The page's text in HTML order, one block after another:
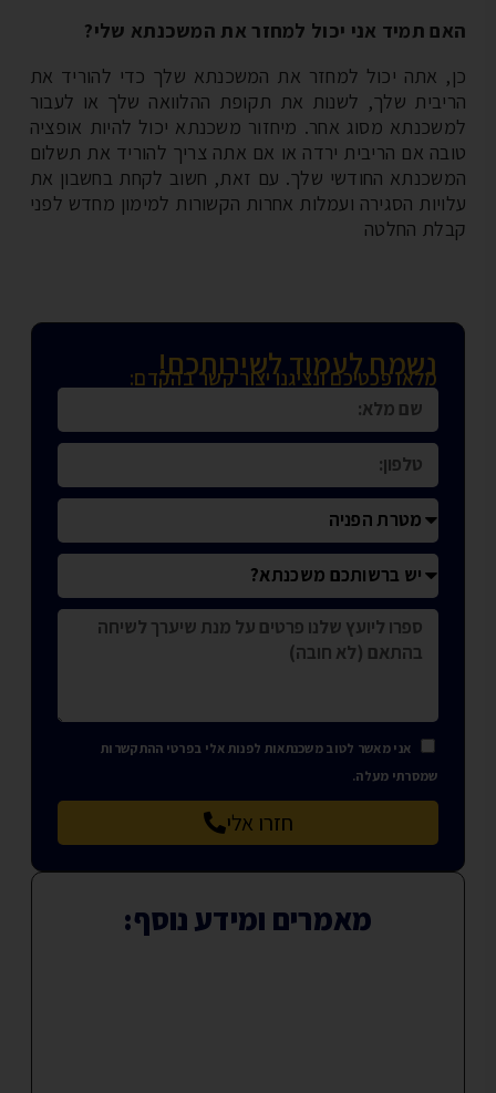
תמיד אני יכול למחזר את המשכנתא שלי?
אתה יכול למחזר את המשכנתא שלך כדי להוריד את
שלך, לשנות את תקופת ההלוואה שלך או לעבור
מסוג אחר. מיחזור משכנתא יכול להיות אופציה
אם הריבית ירדה או אם אתה צריך להוריד את תשלום
החודשי שלך. עם זאת, חשוב לקחת בחשבון את
הסגירה ועמלות אחרות הקשורות למימון מחדש לפני
החלטה
נשמח לעמוד לשירותכם!
מלאו פכטיכם ונציגנו יצור קשר בהקדם:
אני מאשר לטוב משכנתאות לפנות אלי בפרטי ההתקשרות
שמסרתי מעלה.
חזרו אלי
מאמרים ומידע נוסף: